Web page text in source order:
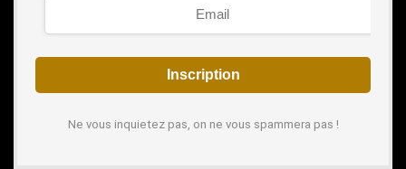
Ne vous inquietez pas, on ne vous spammera pas !